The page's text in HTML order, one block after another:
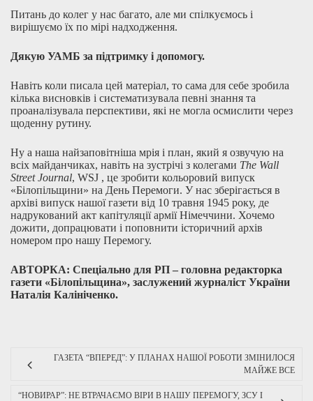
Питань до колег у нас багато, але ми спілкуємось і
вирішуємо їх по мірі надходження.
Дякую УАМБ за підтримку і допомогу.
Навіть коли писала цей матеріал, то сама для себе зробила
кілька висновків і систематизувала певні знання та
проаналізувала перспективи, які не могла осмислити через
щоденну рутину.
Ну а наша найзаповітніша мрія і план, який я озвучую на
всіх майданчиках, навіть на зустрічі з колегами The Wall
Street Journal, WSJ , це зробити кольоровий випуск
«Білопільщини» на День Перемоги. У нас зберігається в
архіві випуск нашої газети від 10 травня 1945 року, де
надрукований акт капітуляції армії Німеччини. Хочемо
дожити, допрацювати і поповнити історичний архів
номером про нашу Перемогу.
АВТОРКА: Спеціально для РП – головна редакторка
газети «Білопільщина», заслужений журналіст України
Наталія Калініченко.
ГАЗЕТА “ВПЕРЕД”: У ПЛАНАХ НАШОЇ РОБОТИ ЗМІНИЛОСЯ
МАЙЖЕ ВСЕ
“НОВИРАР”: НЕ ВТРАЧАЄМО ВІРИ В НАШУ ПЕРЕМОГУ, ЗСУ І